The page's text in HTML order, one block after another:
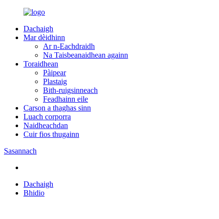
Dachaigh
Mar dèidhinn
Ar n-Eachdraidh
Na Taisbeanaidhean againn
Toraidhean
Pàipear
Plastaig
Bith-ruigsinneach
Feadhainn eile
Carson a thaghas sinn
Luach corporra
Naidheachdan
Cuir fios thugainn
Sasannach
Dachaigh
Bhidio